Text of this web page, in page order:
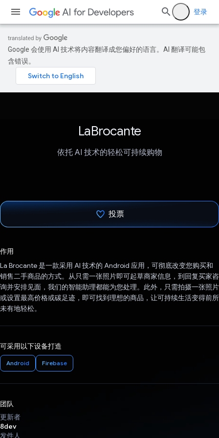
登录
Google 会使用 AI 技术将内容翻译成您偏好的语言。AI 翻译可能包
含错误。
LaBrocante
依托 AI 技术的轻松可持续购物
投票
作用
La Brocante 是一款采用 AI 技术的 Android 应用，可彻底改变您购买和
销售二手商品的方式。从只需一张照片即可起草商家信息，到回复买家咨
询并安排见面，我们的智能助理都能为您处理。此外，只需拍摄一张照片
或设置最高价格或碳足迹，即可找到理想的商品，让可持续生活变得前所
未有地轻松。
可采用以下设备打造
Android Firebase
团队
更新者
8dev
发件人